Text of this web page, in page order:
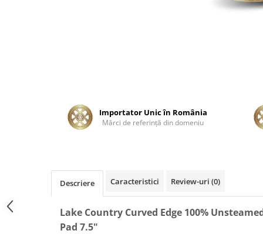
Tratamente şi Întreţinere
Plastice
Importator Unic în România
Mărci de referinţă din domeniu
Descriere Caracteristici Review-uri (0)
Lake Country Curved Edge 100%
Pad 7.5"